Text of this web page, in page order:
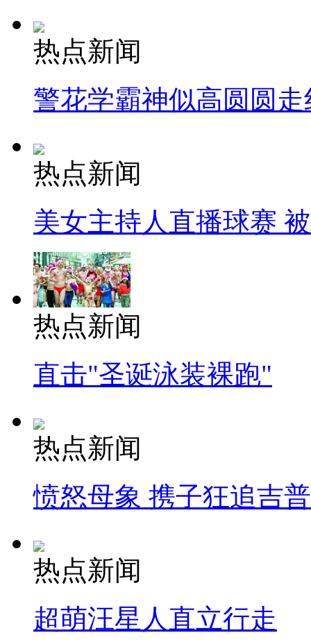
热点新闻
警花学霸神似高圆圆走
热点新闻
美女主持人直播球赛
热点新闻
直击"圣诞泳装裸跑"
热点新闻
愤怒母象 携子狂追吉
热点新闻
超萌汪星人直立行走